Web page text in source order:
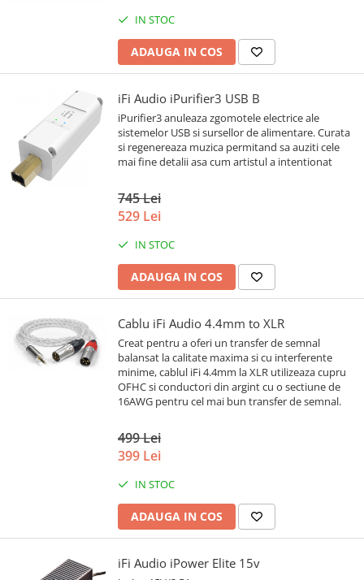
IN STOC
ADAUGA IN COS
iFi Audio iPurifier3 USB B
iPurifier3 anuleaza zgomotele electrice ale
sistemelor USB si sursellor de alimentare. Curata
si regenereaza muzica permitand sa auziti cele
mai fine detalii asa cum artistul a intentionat
745 Lei
529 Lei
IN STOC
ADAUGA IN COS
Cablu iFi Audio 4.4mm to XLR
Creat pentru a oferi un transfer de semnal
balansat la calitate maxima si cu interferente
minime, cablul iFi 4.4mm la XLR utilizeaza cupru
OFHC si conductori din argint cu o sectiune de
16AWG pentru cel mai bun transfer de semnal.
499 Lei
399 Lei
IN STOC
ADAUGA IN COS
iFi Audio iPower Elite 15v